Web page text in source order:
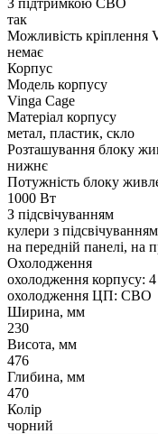
так
Можливість кріплення
немає
Корпус
Модель корпусу
Vinga Cage
Матеріал корпусу
метал, пластик, скло
Розташування блоку
нижнє
Потужність блоку
1000 Вт
З підсвічуванням
кулери з
на передній панелі, на
Охолодження
охолодження корпусу:
охолодження ЦП: СВО
Ширина, мм
230
Висота, мм
476
Глибина, мм
470
Колір
чорний